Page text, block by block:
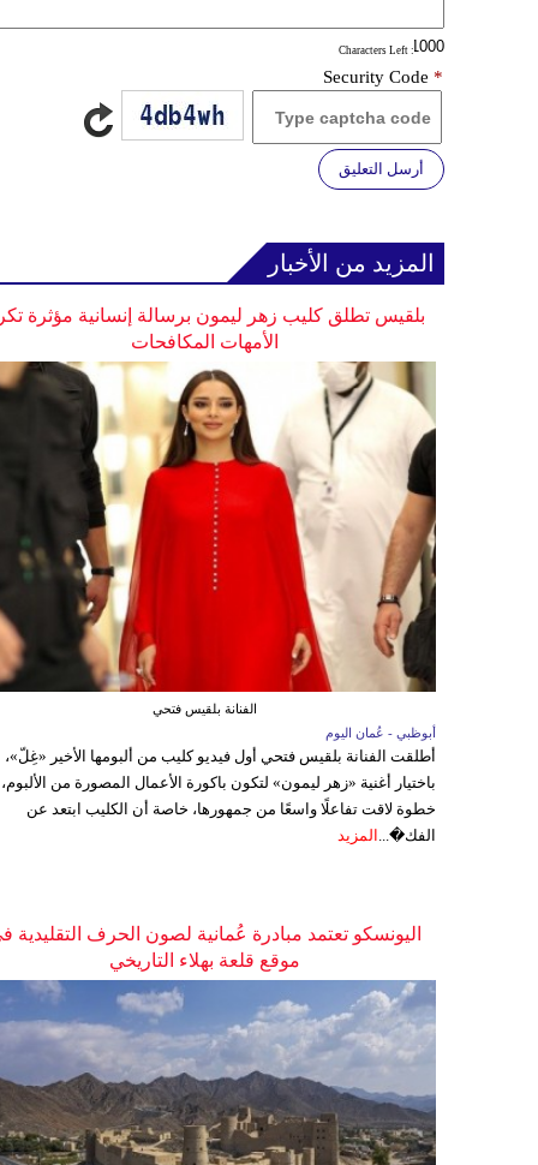
: Characters Left
Security Code *
أرسل التعليق
المزيد من الأخبار
بلقيس تطلق كليب زهر ليمون برسالة إنسانية مؤثرة
الأمهات المكافحات
الفنانة بلقيس فتحي
أبوظبي - عُمان اليوم
أطلقت الفنانة بلقيس فتحي أول فيديو كليب من ألبومها الأخير «غِلّ»،
باختيار أغنية «زهر ليمون» لتكون باكورة الأعمال المصورة من
خطوة لاقت تفاعلًا واسعًا من جمهورها، خاصة أن الكليب ابتعد عن
الفك�... المزيد
اليونسكو تعتمد مبادرة عُمانية لصون الحرف التقليدية
موقع قلعة بهلاء التاريخي